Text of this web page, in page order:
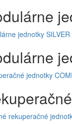
jednotky
jednotky
rekuperačné